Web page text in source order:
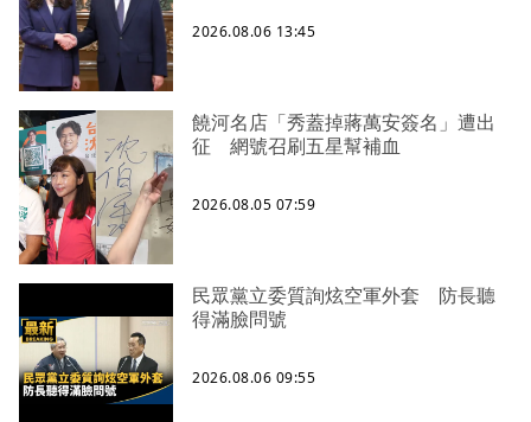
2026.08.06 13:45
饒河名店「秀蓋掉蔣萬安簽名」遭出
征 網號召刷五星幫補血
2026.08.05 07:59
民眾黨立委質詢炫空軍外套 防長聽
得滿臉問號
2026.08.06 09:55